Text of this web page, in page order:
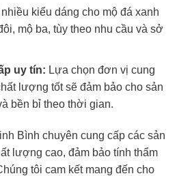
kiểu dáng cho mộ đá xanh
mộ ba, tùy theo nhu cầu và sở
uy tín: Lựa chọn đơn vị cung
lượng tốt sẽ đảm bảo cho sản
bền bỉ theo thời gian.
Bình chuyên cung cấp các sản
lượng cao, đảm bảo tính thẩm
tôi cam kết mang đến cho